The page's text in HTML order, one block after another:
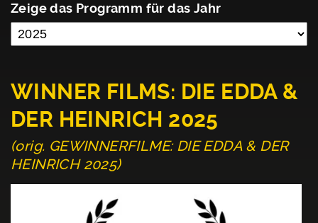
Zeige das Programm für das Jahr
WINNER FILMS: DIE EDDA &
DER HEINRICH 2025
(orig. GEWINNERFILME: DIE EDDA & DER
HEINRICH 2025)